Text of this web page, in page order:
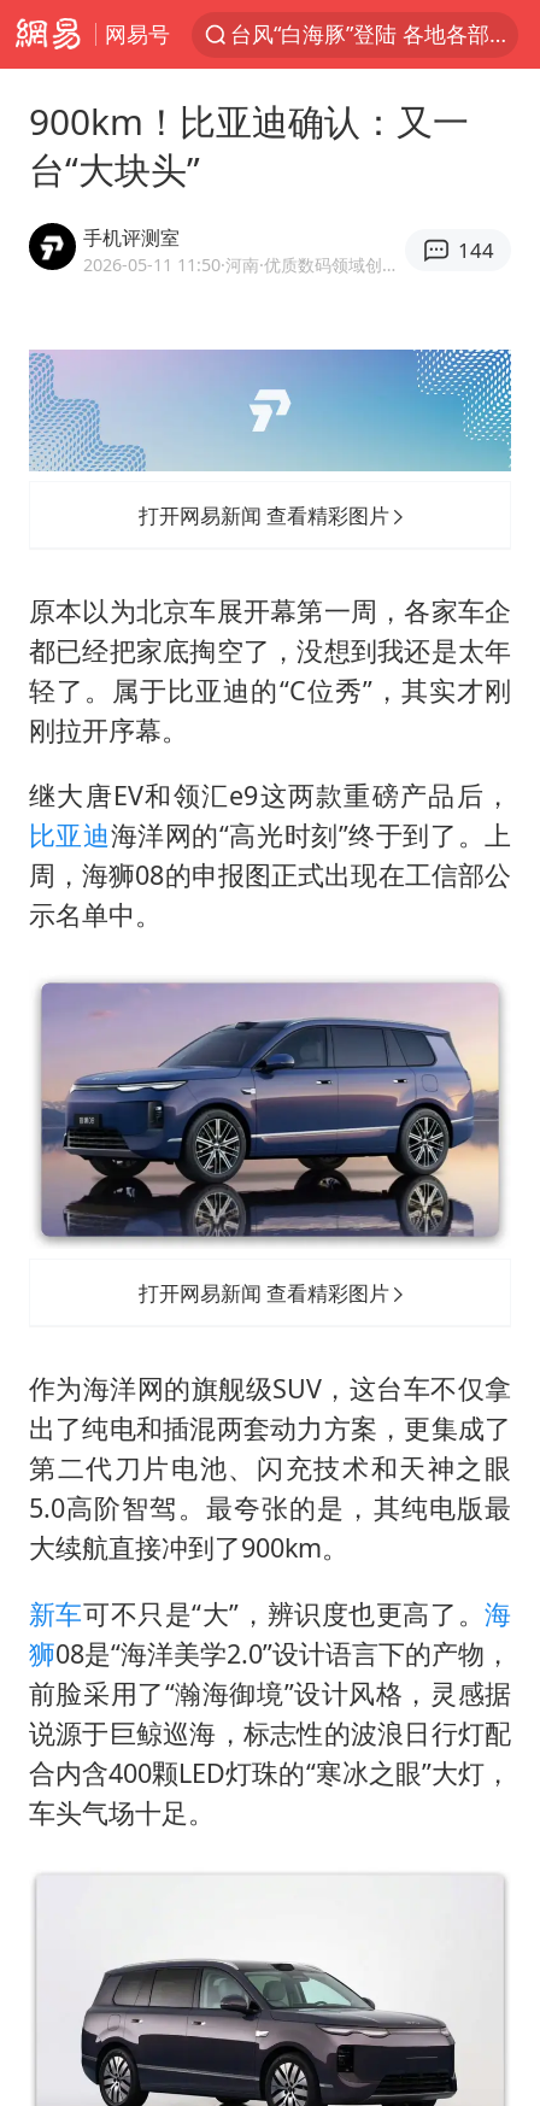
网易号
白海豚雨量超越利奇马、巴威
上海地铁4条线路全线停运
白海豚路径图
律师谈贾冰私人饭局被偷拍
男子结婚8年3个女儿都不是亲生
手机真会“偷听”我们说话吗
上半年全球新能源乘用车销量1122万台
900km！比亚迪确认：又一
台“大块头”
手机评测室
2026-05-11 11:50·河南 ·优质数码领域创作者
144
打开网易新闻 查看精彩图片
原本以为北京车展开幕第一周，各家车企
都已经把家底掏空了，没想到我还是太年
轻了。属于比亚迪的“C位秀”，其实才刚
刚拉开序幕。
继大唐EV和领汇e9这两款重磅产品后，
比亚迪海洋网的“高光时刻”终于到了。上
周，海狮08的申报图正式出现在工信部公
示名单中。
打开网易新闻 查看精彩图片
作为海洋网的旗舰级SUV，这台车不仅拿
出了纯电和插混两套动力方案，更集成了
第二代刀片电池、闪充技术和天神之眼
5.0高阶智驾。最夸张的是，其纯电版最
大续航直接冲到了900km。
新车可不只是“大”，辨识度也更高了。海
狮08是“海洋美学2.0”设计语言下的产物，
前脸采用了“瀚海御境”设计风格，灵感据
说源于巨鲸巡海，标志性的波浪日行灯配
合内含400颗LED灯珠的“寒冰之眼”大灯，
车头气场十足。